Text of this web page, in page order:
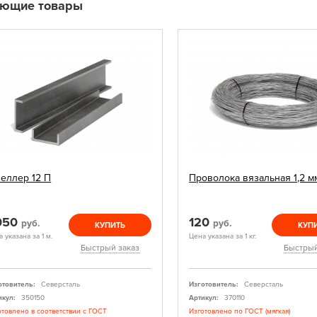
товары
12 П
руб.
указана за 1 м.
КУПИТЬ
Быстрый заказ
Северсталь
350150
в соответствии с ГОСТ
Проволока вязальная 1,2
120 руб.
Цена указана за 1 кг.
Изготовитель:
Северсталь
Артикул:
370110
Изготовлено по ГОСТ (мягкая)